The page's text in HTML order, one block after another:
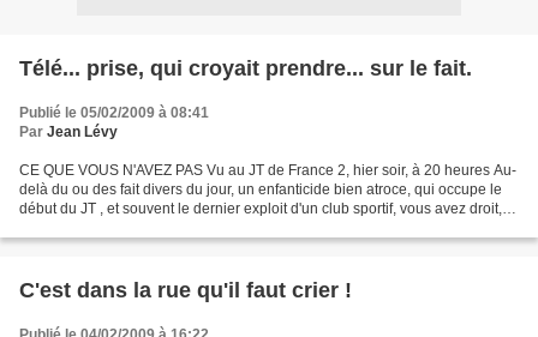
Télé... prise, qui croyait prendre... sur le fait.
Publié le 05/02/2009 à 08:41
Par Jean Lévy
CE QUE VOUS N'AVEZ PAS Vu au JT de France 2, hier soir, à 20 heures Au-
delà du ou des fait divers du jour, un enfanticide bien atroce, qui occupe le
début du JT , et souvent le dernier exploit d'un club sportif, vous avez droit,
C'est dans la rue qu'il faut crier !